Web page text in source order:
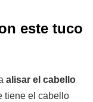
este tuco
alisar el cabello
tiene el cabello